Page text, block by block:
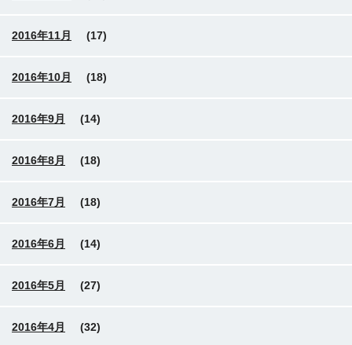
2016年11月 (17)
2016年10月 (18)
2016年9月 (14)
2016年8月 (18)
2016年7月 (18)
2016年6月 (14)
2016年5月 (27)
2016年4月 (32)